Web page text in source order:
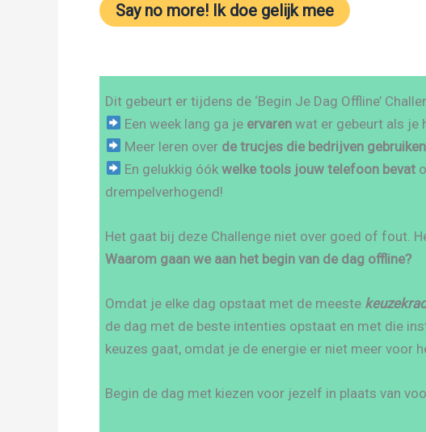
Say no more! Ik doe gelijk mee
Dit gebeurt er tijdens de ‘Begin Je Dag Offline’
Een week lang ga je ervaren wat er gebeurt als je
Meer leren over de trucjes die bedrijven gebruiken
En gelukkig óók welke tools jouw telefoon bevat
drempelverhogend!
Het gaat bij deze Challenge niet over goed of fout.
Waarom gaan we aan het begin van de dag offline?
Omdat je elke dag opstaat met de meeste
de dag met de beste intenties opstaat en met die
keuzes gaat, omdat je de energie er niet meer voor
Begin de dag met kiezen voor jezelf in plaats van